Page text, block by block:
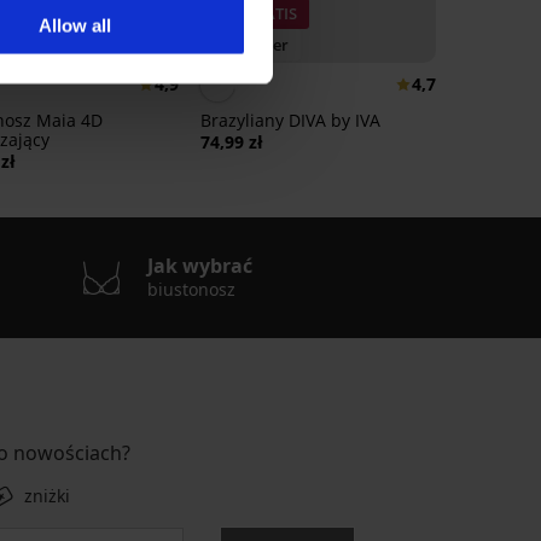
Allow all
4,9
Maia 4D
3+1 GRATIS
Bestseller
4,7
Brazyliany DIVA by IVA
74,99 zł
Jak wybrać
biustonosz
nowościach?
zniżki